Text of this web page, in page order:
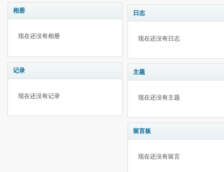
相册
现在还没有相册
记录
现在还没有记录
日志
现在还没有日志
主题
现在还没有主题
留言板
现在还没有留言